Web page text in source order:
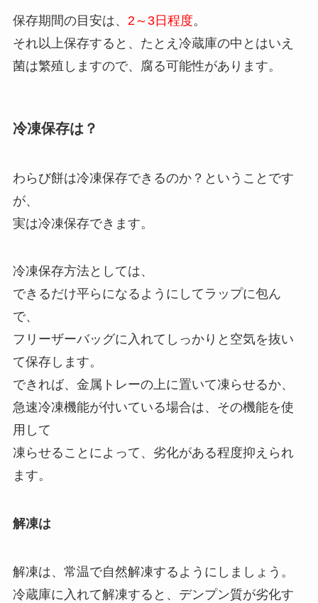
保存期間の目安は、 2～3日程度。
それ以上保存すると、たとえ冷蔵庫の中とはいえ
菌は繁殖しますので、腐る可能性があります。
冷凍保存は？
わらび餅は冷凍保存できるのか？ということです
が、
実は冷凍保存できます。
冷凍保存方法としては、
できるだけ平らになるようにしてラップに包ん
で、
フリーザーバッグに入れてしっかりと空気を抜い
て保存します。
できれば、金属トレーの上に置いて凍らせるか、
急速冷凍機能が付いている場合は、その機能を使
用して
凍らせることによって、劣化がある程度抑えられ
ます。
解凍は
解凍は、常温で自然解凍するようにしましょう。
冷蔵庫に入れて解凍すると、デンプン質が劣化す